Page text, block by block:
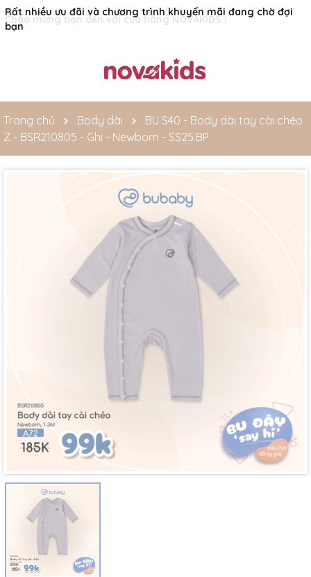
Rất nhiều ưu đãi và chương trình khuyến mãi đang chờ đợi
bạn
Trang chủ Body dài
BU S40 - Body dài tay cài chéo
Z - BSR210805 - Ghi - Newborn - SS25.BP
Mã giảm giá:
Ngày hết hạn:
Điều kiện: